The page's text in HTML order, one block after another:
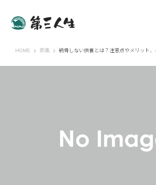
HOME 第三人生 〜寄り道の歩き方〜
葬儀 納骨しない供養とは？注意点やメリット